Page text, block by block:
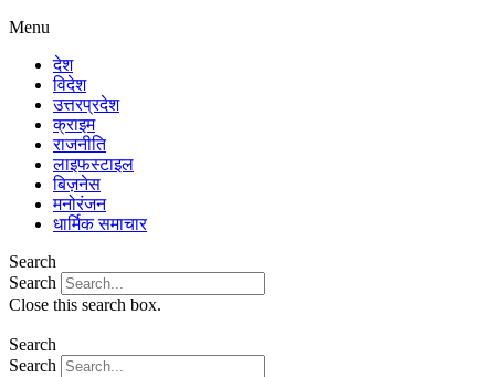
Menu
देश
विदेश
उत्तरप्रदेश
क्राइम
राजनीति
लाइफस्टाइल
बिज़नेस
मनोरंजन
धार्मिक समाचार
Search
Search
Close this search box.
Search
Search